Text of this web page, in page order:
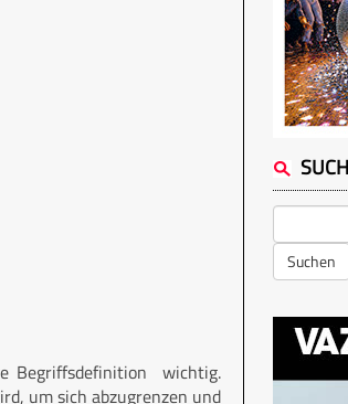
Begriffsdefinition wichtig.
um sich abzugrenzen und
Suchen